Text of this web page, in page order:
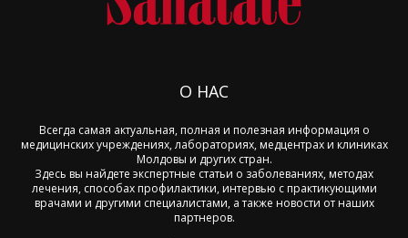
О НАС
Всегда самая актуальная, полная и полезная информация о
медицинских учреждениях, лабораториях, медцентрах и клиниках
Молдовы и других стран.
Здесь вы найдете экспертные статьи о заболеваниях, методах
лечения, способах профилактики, интервью с практикующими
врачами и другими специалистами, а также новости от наших
партнеров.